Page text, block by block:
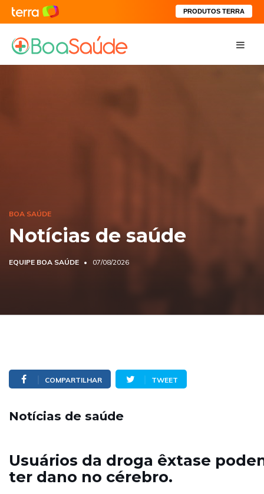
PRODUTOS TERRA
BOA SAÚDE
Notícias de saúde
EQUIPE BOA SAÚDE 07/08/2026
COMPARTILHAR TWEET
Notícias de saúde
Usuários da droga êxtase
ter dano no cérebro.